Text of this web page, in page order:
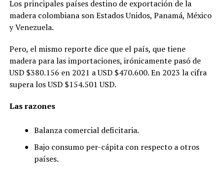
Los principales países destino de exportación de la
madera colombiana son Estados Unidos, Panamá, México
y Venezuela.
Pero, el mismo reporte dice que el país, que tiene
madera para las importaciones, irónicamente pasó de
USD $380.156 en 2021 a USD $470.600. En 2023 la cifra
supera los USD $154.501 USD.
Las razones
Balanza comercial deficitaria.
Bajo consumo per-cápita con respecto a otros
países.